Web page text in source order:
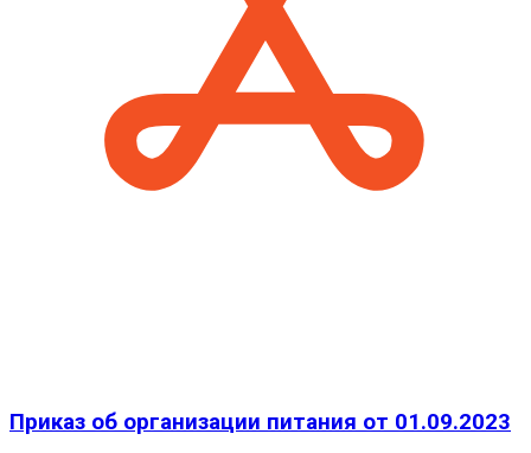
Приказ об организации питания от 01.09.2023